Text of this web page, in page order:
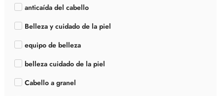
anticaída del cabello
Belleza y cuidado de la piel
equipo de belleza
belleza cuidado de la piel
Cabello a granel